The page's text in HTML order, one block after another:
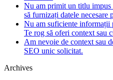
Nu am primit un titlu impus
să furnizați datele necesare
Nu am suficiente informații
Te rog să oferi context sau
Am nevoie de context sau
SEO unic solicitat.
Archives